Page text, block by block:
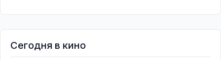
Сегодня в кино